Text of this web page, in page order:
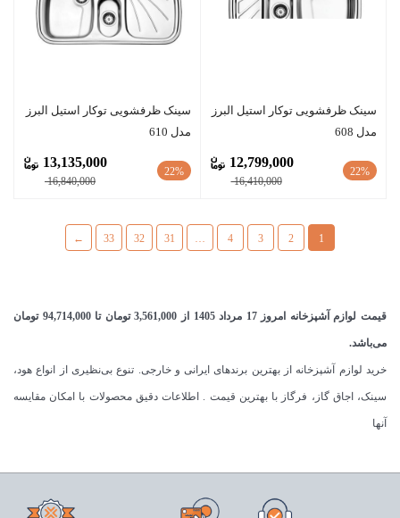
سينک ظرفشویی توکار استیل البرز
مدل 608
22%
16,410,000
12,799,000
سينک ظرفشویی توکار استیل البرز
مدل 610
22%
16,840,000
13,135,000
1
2
3
4
…
31
32
33
←
قیمت لوازم آشپزخانه امروز 17 مرداد 1405 از 3,561,000 تومان تا94,714,000 تومان
می‌باشد.
خرید لوازم آشپزخانه از بهترین برندهای ایرانی و خارجی. تنوع بی‌نظیری از انواع هود،
سینک، اجاق گاز، فرگاز با بهترین قیمت . اطلاعات دقیق محصولات با امکان مقایسه
آنها